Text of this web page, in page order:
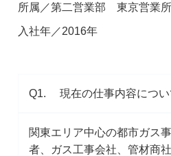
所属／第二営業部 東京営業所
入社年／2016年
Q1. 現在の仕事内容につい
関東エリア中心の都市ガス
者、ガス工事会社、管材商